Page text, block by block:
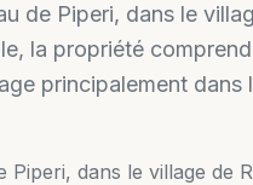
de Piperi, dans le
la propriété
principalement dans
Piperi, dans le village de